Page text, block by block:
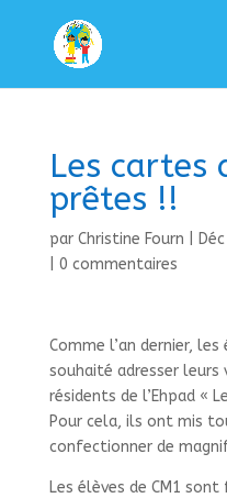
Les cartes
prêtes !!
par Christine Fourn
0 commentaires
Comme l’an dernier,
souhaité adresser leurs
résidents de l’Ehpad «
Pour cela, ils ont mis
confectionner de
Les élèves de CM1